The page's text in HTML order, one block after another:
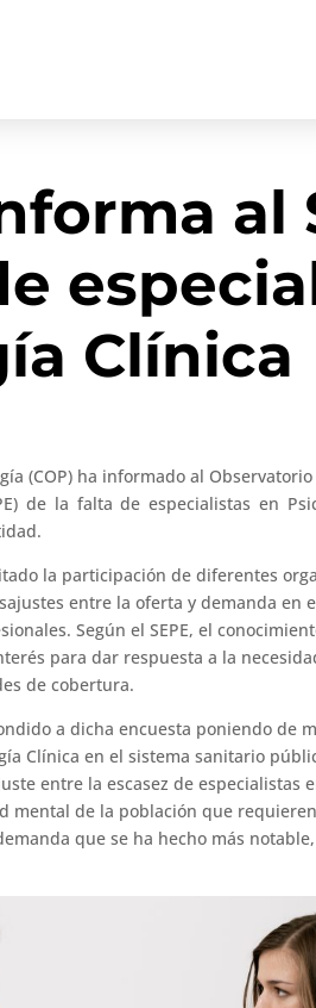
al
Clínica
(COP) ha informado al
de la falta de especialistas en
la participación de diferentes
entre la oferta y demanda en
Según el SEPE, el
para dar respuesta a la
de cobertura.
a dicha encuesta poniendo de
Clínica en el sistema sanitario
entre la escasez de especialistas
mental de la población que
que se ha hecho más